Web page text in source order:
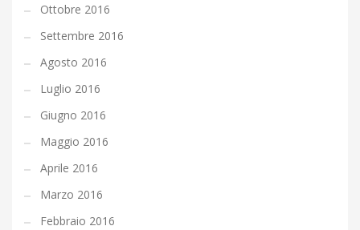
Ottobre 2016
Settembre 2016
Agosto 2016
Luglio 2016
Giugno 2016
Maggio 2016
Aprile 2016
Marzo 2016
Febbraio 2016